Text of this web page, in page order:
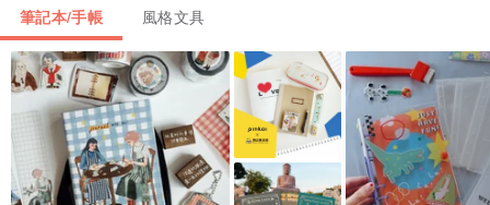
4. 市面上的封面設計，不是很花俏，就是最少都會有Logo壓在上面，
素面真的非常稀少，就算是素面，內頁的設計仍不符合自己的使用需
求
5. 台灣市面上的內容大多會增加“農民曆的日期”，但事實上，現代人
並不會去使用，因此如果去掉，能讓多餘的空間騰出來
筆記本/手帳 風格文具